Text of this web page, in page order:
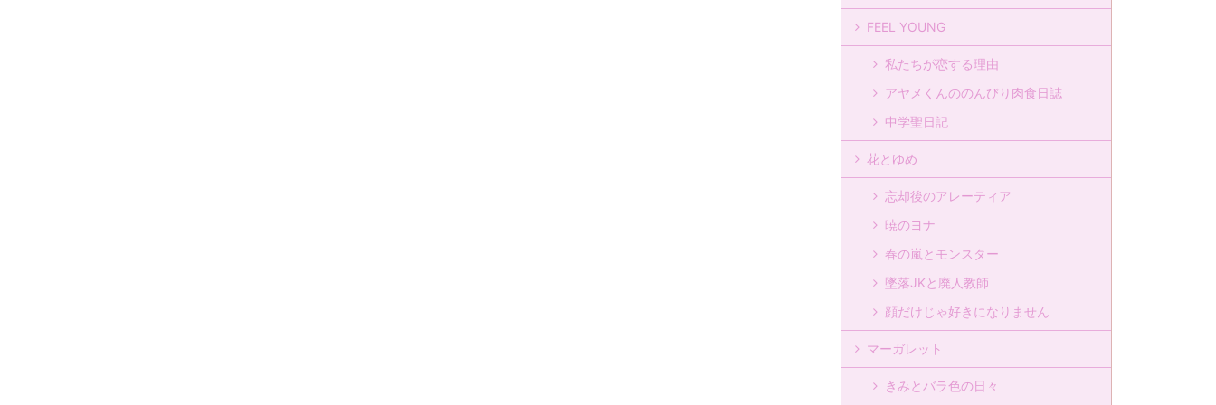
FEEL YOUNG
私たちが恋する理由
アヤメくんののんびり肉食日誌
中学聖日記
花とゆめ
忘却後のアレーティア
暁のヨナ
春の嵐とモンスター
墜落JKと廃人教師
顔だけじゃ好きになりません
マーガレット
きみとバラ色の日々